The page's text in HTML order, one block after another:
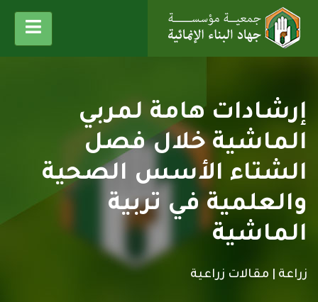
إرشادات هامة لمربي
الماشية خلال فصل
الشتاء الأسس الصحية
والعلمية في تربية
الماشية
زراعة | مقالات زراعية